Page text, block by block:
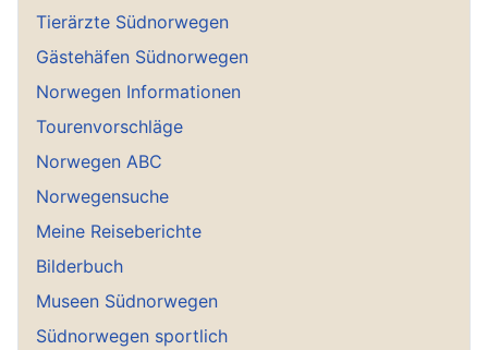
Tierärzte Südnorwegen
Gästehäfen Südnorwegen
Norwegen Informationen
Tourenvorschläge
Norwegen ABC
Norwegensuche
Meine Reiseberichte
Bilderbuch
Museen Südnorwegen
Südnorwegen sportlich